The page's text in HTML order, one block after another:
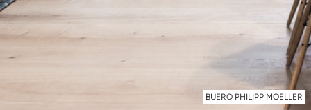
BUERO PHILIPP MOELLER